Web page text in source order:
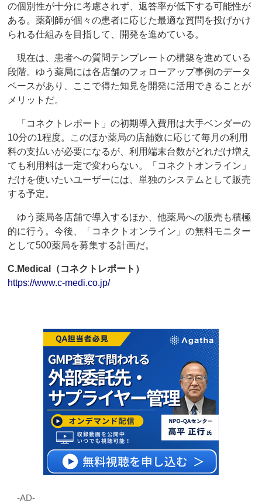
の個別性が十分に考慮されず、返答率が低下する可能性が
ある。薬剤師が個々の患者に応じた最適な質問を投げかけ
られる仕組みを目指して、開発を進めている。
現在は、患者への質問テンプレートの構築を進めている
段階。ゆう薬局には各店舗のフォローアップ事例のデータ
ベースがあり、ここで得た知見を開発に活用できることが
メリットだ。
「コネクトレポート」の初期導入費用は大手ベンダーの
10分の1程度。このほか薬局の店舗数に応じて毎月の利用
料の支払いが必要になるが、利用端末台数がどれだけ増え
ても利用料は一定で変わらない。「コネクトオンライン」
だけを使いたいユーザーには、単独のシステムとして販売
する予定。
ゆう薬局各店舗で導入するほか、他薬局への販売も積極
的に行う。今後、「コネクトオンライン」の無料モニター
として500薬局を募集する計画だ。
C.Medical（コネクトレポート）
https://www.c-medi.co.jp/
‐AD‐